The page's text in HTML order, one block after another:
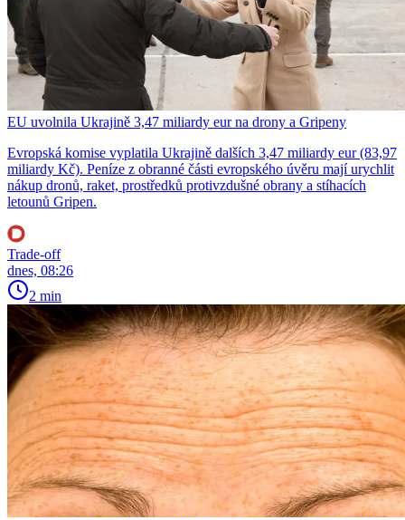
EU uvolnila Ukrajině 3,47 miliardy eur na drony a Gripeny
Evropská komise vyplatila Ukrajině dalších 3,47 miliardy eur (83,97
miliardy Kč). Peníze z obranné části evropského úvěru mají urychlit
nákup dronů, raket, prostředků protivzdušné obrany a stíhacích
letounů Gripen.
Trade-off
dnes, 08:26
2 min